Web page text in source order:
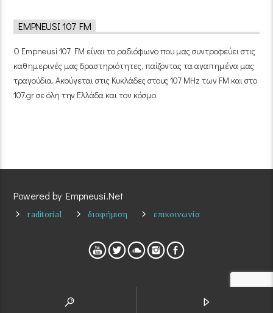
EMPNEUSI 107 FM
Ο Empneusi 107 FM είναι το ραδιόφωνο που μας συντροφεύει στις
καθημερινές μας δραστηριότητες, παίζοντας τα αγαπημένα μας
τραγούδια. Ακούγεται στις Κυκλάδες στους 107 MHz των FM και στο
107.gr σε όλη την Ελλάδα και τον κόσμο.
Powered by Empneusi.Net
raditorial διαφήμιση επικοινωνία